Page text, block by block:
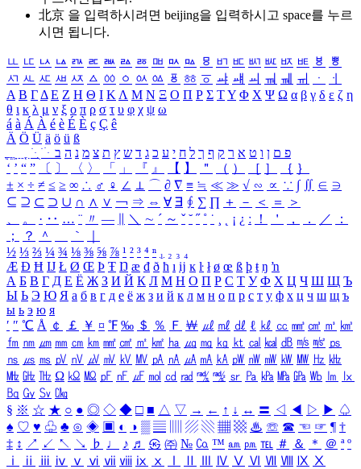
北京 을 입력하시려면 beijing을 입력하시고 space를 누르
시면 됩니다.
ㅥ ㅦ ㅧ ㅨ ㅩ ㅪ ㅫ ㅬ ㅭ ㅮ ㅯ ㅰ ㅱ ㅲ ㅳ ㅴ ㅵ ㅶ ㅷ ㅸ
ㅹ
ㅺ ㅻ ㅼ ㅽ ㅾ ㅿ ㆀ ㆁ ㆂ ㆃ ㆄ ㆅ ㆆ ㆇ ㆈ ㆉ ㆊ ㆋ ㆌ ㆍ
ㆎ
Α Β ΓΔ Ε Ζ Η Θ Ι ΚΛ Μ Ν Ξ Ο Π Ρ Σ ΤΥ Φ Χ Ψ Ω α β γ δ ε ζ η
θ ι κ λ μ ν ξ ο π ρ σ τ υ φ χ ψ ω
á à Á À é è É È ç Ç ê
Ä Ö Ü ä ö ü ß
ִֶֹ ֻּ ׁׂ פ ם ן ו ט א ר ק ף ך ל ח י ע כ ג ד ש ץ ת צ מ נ ה ב
‘ ’ “ ” 〔 〕 〈 〉 「 」 『 』 【 】 ＂ （ ） ［ ］ ｛ ｝
± × ÷ ≠ ≤ ≥ ∞ ∴ ♂ ♀ ∠ ⊥ ⌒ ∂ ∇ ≡ ≒ ≪ ≫ √ ∽ ∝ ∵ ∫ ∬ ∈ ∋
⊆ ⊇ ⊂ ⊃ ∪ ∩ ∧ ∨ ￢ ⇒ ⇔ ∀ ∃ ∮ ∑ ∏ ＋ － ＜ ＝
＞
、
。 · ‥ … ¨ 〃 ― ＼ ∼ ´ ～ ˇ ˘ ˝ ˚ ˙ ¸ ¡ ¿ ː ！ ＇ ， ． ／
：
；
？ ＾ ｀
½ ⅓ ⅔ ¼ ¾ ⅛ ⅜ ⅝ ⅞ ¹ ² ³ ⁴ ⁿ ₁ ₂ ₃ ₄
Æ Ð Ħ Ĳ Ł Ø Œ Þ Ŧ Ŋ æ đ ð ħ ı ĳ ĸ ŀ ł ø œ ß þ ŧ ŋ ŉ
А Б В Г Д Е Ё Ж З И Й К Л М Н О П Р С Т У Ф Х Ц Ч Ш Щ Ъ
Ы Ь Э Ю Я а б в г д е ё ж з и й к л м н о п р с т у ф х ц ч ш щ ъ
ы ь э ю я
′ ″ ℃ Å ￠ ￡ ￥ ¤ ℉ ‰ ＄ ％ Ｆ ￦ ㎕ ㎖ ㎗ ℓ ㎘ ㏄ ㎣ ㎤ ㎥ ㎦
㎙ ㎚ ㎛ ㎜ ㎝ ㎞ ㎟ ㎠ ㎡ ㎢ ㏊ ㎍ ㎎ ㎏ ㏏ ㎈ ㎉ ㏈ ㎧ ㎨ ㎰
㎱ ㎲ ㎳ ㎴ ㎵ ㎶ ㎷ ㎸ ㎹ ㎀ ㎁ ㎂ ㎃ ㎄ ㎺ ㎻ ㎽ ㎾ ㎿ ㎐ ㎑
㎒ ㎓ ㎔ Ω ㏀ ㏁ ㎊ ㎋ ㎌ ㏖ ㏅ ㎭ ㎮ ㎯ ㏛ ㎩ ㎪ ㎫ ㎬ ㏝ ㏐
㏓
㏃ ㏉ ㏜ ㏆
§ ※ ☆ ★ ○ ● ◎ ◇ ◆ □ ■ △ ▽ → ← ↑ ↓ ↔ 〓 ◁ ◀ ▷ ▶ ♤
♠ ♡ ♥ ♧ ♣ ⊙ ◈ ▣ ◐ ◑ ▒ ▤ ▨ ▧ ▦ ▩ ♨ ☏ ☎ ☜ ☞ ¶ †
‡ ↕ ↗ ↙ ↖ ↘ ♭ ♩ ♪ ♬ ㉿ ㈜ № ㏇ ™ ㏂ ㏘ ℡ ＃ ＆ ＊ ＠ ª º
ⅰ
ⅱ ⅲ ⅳ ⅴ ⅵ ⅶ ⅷ ⅸ ⅹ Ⅳ Ⅴ Ⅵ Ⅶ Ⅷ Ⅸ Ⅹ